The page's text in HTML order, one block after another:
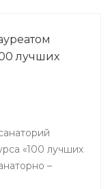
лучших
«100 лучших
–